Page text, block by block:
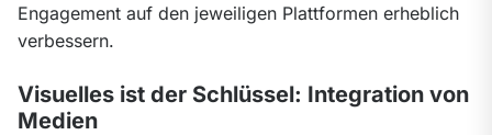
Engagement auf den jeweiligen Plattformen erheblich
verbessern.
Visuelles ist der Schlüssel: Integration von
Medien